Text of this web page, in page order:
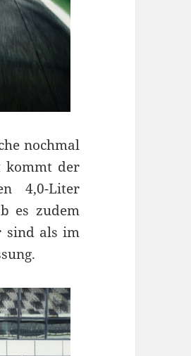
nochmal
kommt der
4,0-Liter
es zudem
sind als im